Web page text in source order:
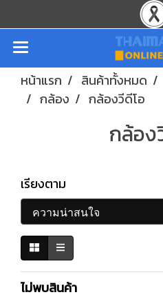
หน้าแรก สินค้าทั้งหมด
กล้อง
กล้องวีดีโอ
กล้อง
เรียงตาม
ไม่พบสินค้า